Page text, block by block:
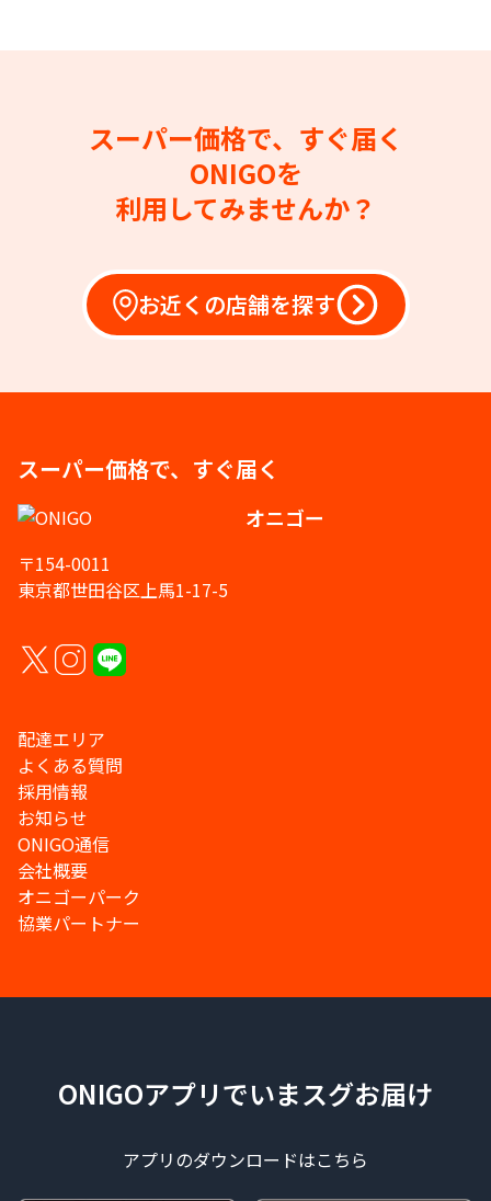
スーパー価格で、すぐ届く
ONIGOを
利用してみませんか？
お近くの店舗を探す
スーパー価格で、すぐ届く
オニゴー
〒154-0011
東京都世田谷区上馬1-17-5
配達エリア
よくある質問
採用情報
お知らせ
ONIGO通信
会社概要
オニゴーパーク
協業パートナー
ONIGOアプリでいまスグお届け
アプリのダウンロードはこちら